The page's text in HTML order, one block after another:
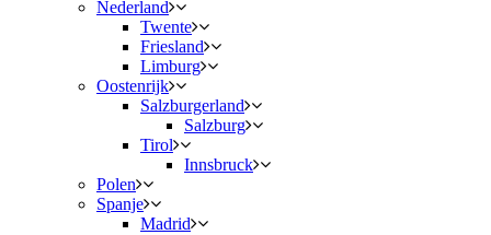
Nederland
Twente
Friesland
Limburg
Oostenrijk
Salzburgerland
Salzburg
Tirol
Innsbruck
Polen
Spanje
Madrid